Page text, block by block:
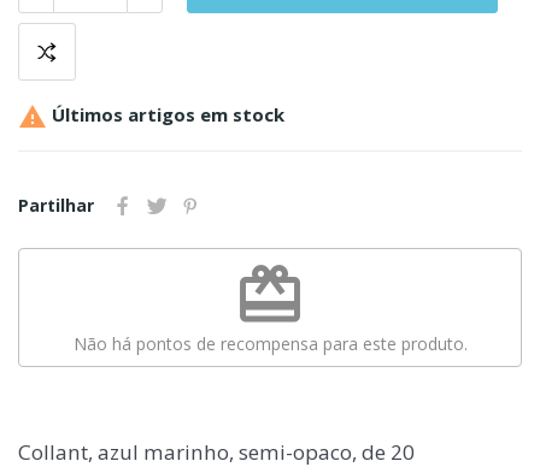
 Últimos artigos em stock
Partilhar
redeem
Não há pontos de recompensa para este produto.
Collant, azul marinho, semi-opaco, de 20